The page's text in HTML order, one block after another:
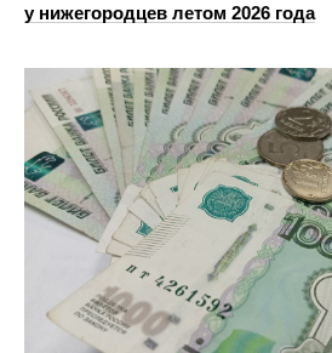
у нижегородцев летом 2026 года